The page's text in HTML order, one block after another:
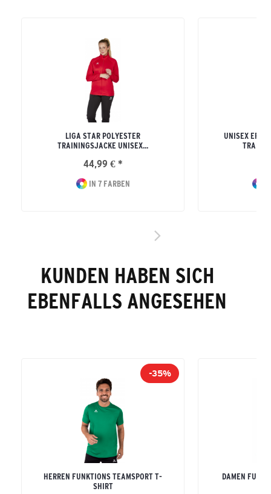
LIGA STAR POLYESTER
TRAININGSJACKE UNISEX...
44,99 € *
IN 7 FARBEN
UNISEX
KUNDEN HABEN SICH
EBENFALLS ANGESEHEN
-35%
HERREN FUNKTIONS TEAMSPORT T-
SHIRT
DAMEN